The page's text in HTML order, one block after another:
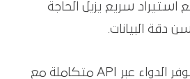
استيراد سريع يزيل الحاجة
دقة البيانات.
التحقق الفوري من توفر الدواء عبر API متكاملة مع